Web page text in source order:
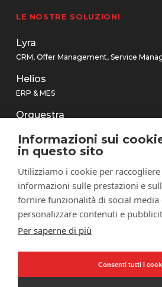
LE NOSTRE SOLUZIONI
Lyra
CRM, Offer Management, Service
Helios
ERP & MES
Orquestra
SofIA
Aries
© 2026 Softeam SpA
· Registro
Informazioni sui
in questo sito
Utilizziamo i cookie per raccogliere
informazioni sulle prestazioni e
fornire funzionalità di social
personalizzare contenuti e
Per saperne di più
Consenti tutti i